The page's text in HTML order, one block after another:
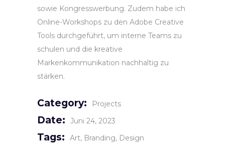
sowie Kongresswerbung. Zudem habe ich
Online-Workshops zu den Adobe Creative
Tools durchgeführt, um interne Teams zu
schulen und die kreative
Markenkommunikation nachhaltig zu
stärken.
Category: Projects
Date: Juni 24, 2023
Tags: Art Branding Design